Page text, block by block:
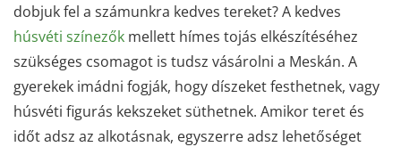
dobjuk fel a számunkra kedves tereket? A kedves
húsvéti színezők mellett hímes tojás elkészítéséhez
szükséges csomagot is tudsz vásárolni a Meskán. A
gyerekek imádni fogják, hogy díszeket festhetnek, vagy
húsvéti figurás kekszeket süthetnek. Amikor teret és
időt adsz az alkotásnak, egyszerre adsz lehetőséget